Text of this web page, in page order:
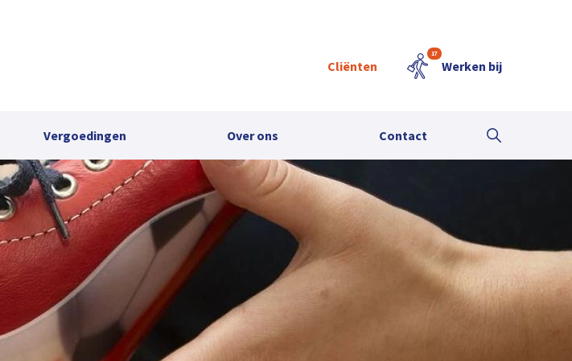
Cliënten
17
Werken bij
Vergoedingen Over ons Contact